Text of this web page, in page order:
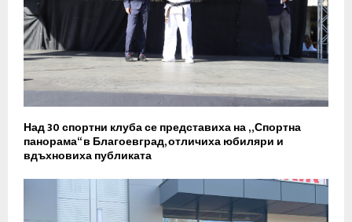
Над 30 спортни клуба се представиха на „Спортна
панорама“ в Благоевград, отличиха юбиляри и
вдъхновиха публиката